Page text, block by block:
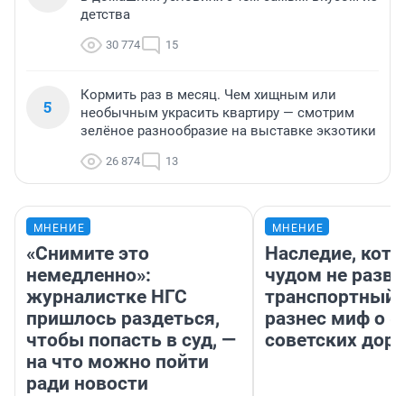
детства
30 774 15
5
Кормить раз в месяц. Чем хищным или
необычным украсить квартиру — смотрим
зелёное разнообразие на выставке экзотики
26 874 13
МНЕНИЕ
«Снимите это
немедленно»:
журналистке НГС
пришлось раздеться,
чтобы попасть в суд, —
на что можно пойти
ради новости
МНЕНИЕ
Наследие,
чудом не
транспортный
разнес миф о
советских